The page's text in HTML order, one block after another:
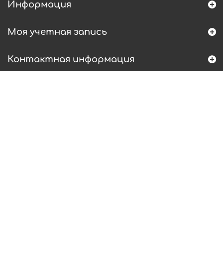
Информация
Моя учетная запись
Контактная информация